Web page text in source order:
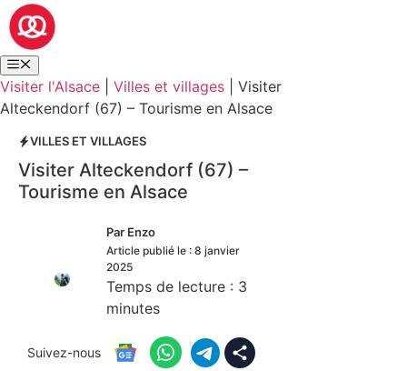
Visiter l'Alsace Villes et villages
Visiter
Alteckendorf (67) – Tourisme en Alsace
VILLES ET VILLAGES
Visiter Alteckendorf (67) –
Tourisme en Alsace
Par Enzo
Article publié le : 8 janvier
2025
Temps de lecture : 3
minutes
Suivez-nous